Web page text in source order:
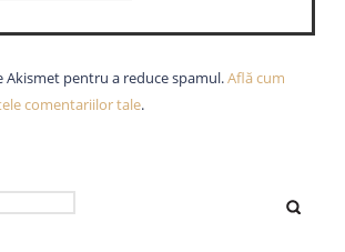
Akismet pentru a reduce spamul.Află cum
comentariilor tale.